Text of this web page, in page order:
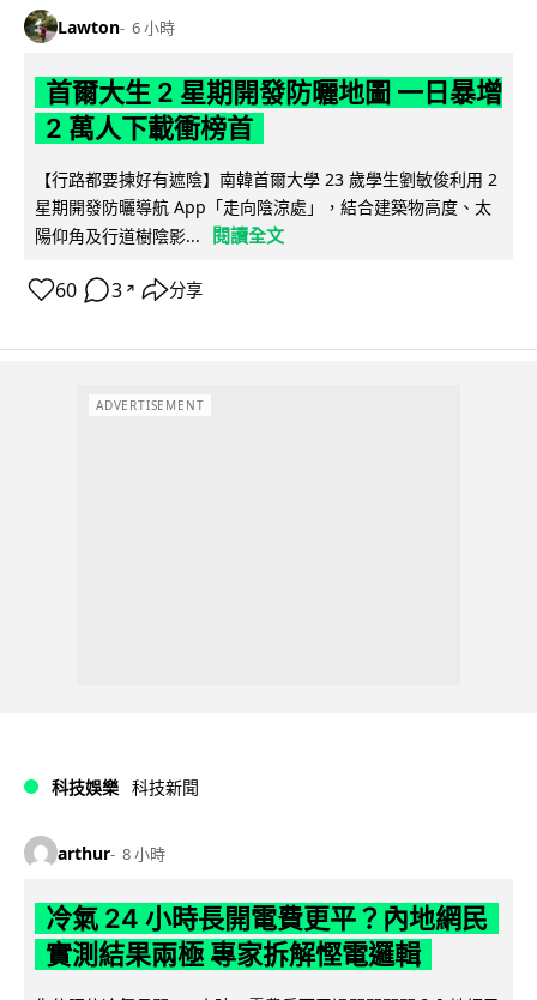
Lawton 6 小時
首爾大生 2 星期開發防曬地圖 一日暴增
2 萬人下載衝榜首
【行路都要揀好有遮陰】南韓首爾大學 23 歲學生劉敏俊利用 2
星期開發防曬導航 App「走向陰涼處」，結合建築物高度、太
陽仰角及行道樹陰影...
閱讀全文
60 3 ↗ 分享
ADVERTISEMENT
科技娛樂 科技新聞
arthur 8 小時
冷氣 24 小時長開電費更平？內地網民
實測結果兩極 專家拆解慳電邏輯